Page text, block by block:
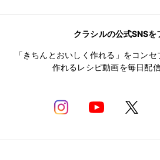
クラシルの公式SNSを
「きちんとおいしく作れる」をコン
作れるレシピ動画を毎日配